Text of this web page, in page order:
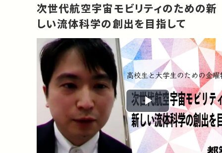
次世代航空宇宙モビリティのための新
しい流体科学の創出を目指して
Play
Video